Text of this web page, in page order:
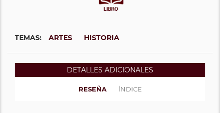
TEMAS: ARTES HISTORIA
DETALLES ADICIONALES
RESEÑA ÍNDICE